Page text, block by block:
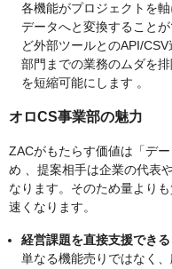
各機能がプロジェクトを
データへと変換すること
ど外部ツールとのAPI/
部門までの業務のムダを
を短縮可能にします 。
オロCS事業部の魅力
ZACがもたらす価値は「デ
め 、提案相手は企業の代表
なります。そのため量より
速くなります。
経営課題を直接支援できる
単なる機能売りではなく